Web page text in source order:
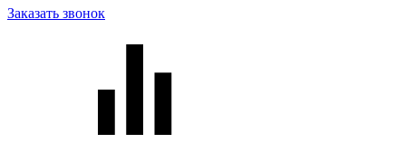
Заказать звонок